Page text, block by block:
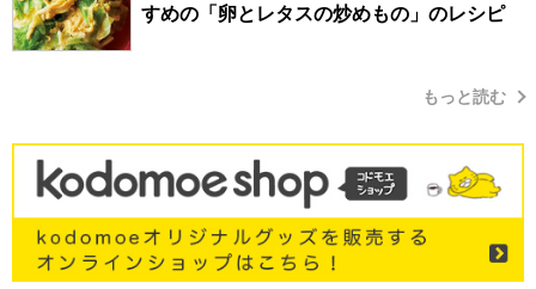
すめの「卵とレタスの炒めもの」のレシピ
もっと読む